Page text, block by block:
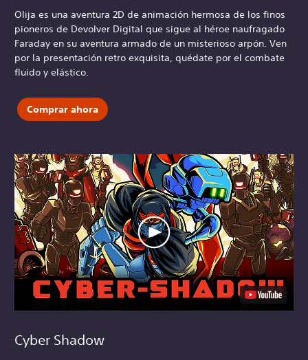
Olija es una aventura 2D de animación hermosa de los finos
pioneros de Devolver Digital que sigue al héroe naufragado
Faraday en su aventura armado de un misterioso arpón. Ven
por la presentación retro exquisita, quédate por el combate
fluido y elástico.
Comprar ahora
Cyber Shadow